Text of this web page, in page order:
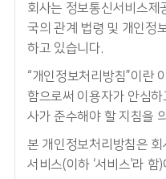
회사는 정보통신서비스제
국의 관계 법령 및 개인정
하고 있습니다.
“개인정보처리방침”이란
함으로써 이용자가 안심
사가 준수해야 할 지침을
본 개인정보처리방침은
서비스(이하 ‘서비스'라 함